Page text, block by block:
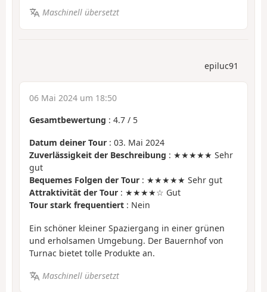
Maschinell übersetzt
epiluc91
06 Mai 2024 um 18:50
Gesamtbewertung : 4.7 / 5
Datum deiner Tour : 03. Mai 2024
Zuverlässigkeit der Beschreibung : ★★★★★ Sehr
gut
Bequemes Folgen der Tour : ★★★★★ Sehr gut
Attraktivität der Tour : ★★★★☆ Gut
Tour stark frequentiert : Nein
Ein schöner kleiner Spaziergang in einer grünen
und erholsamen Umgebung. Der Bauernhof von
Turnac bietet tolle Produkte an.
Maschinell übersetzt